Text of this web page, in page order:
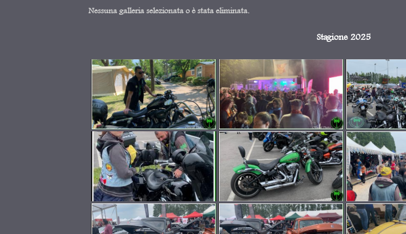
Nessuna galleria selezionata o è stata eliminata.
Stagione 2025